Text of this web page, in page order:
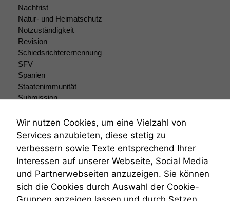
Nachfrist
Natur- und Heimatschutz
Notzuständigkeit
Revision
Schiedsrichterernennung
SFV
Spanien
Staatenimmunität
Submission
Teilungsklage
Venezuela
VRK
Wiederherstellungsanordnung
Zivilprozessordnung
ZPO
Zustellfiktion
Zuständigkeit
Wir nutzen Cookies, um eine Vielzahl von
Services anzubieten, diese stetig zu
verbessern sowie Texte entsprechend Ihrer
Interessen auf unserer Webseite, Social Media
und Partnerwebseiten anzuzeigen. Sie können
sich die Cookies durch Auswahl der Cookie-